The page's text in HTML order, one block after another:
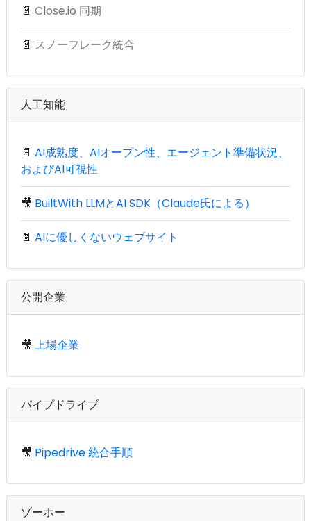
📄 Close.io 同期
📄 スノーフレーク統合
人工知能
📄 AI成熟度、AIオープン性、エージェント準備状況、
およびAI可視性
🎥 BuiltWith LLMとAI SDK（Claude氏による）
📄 AIに優しくないウェブサイト
公開企業
🎥 上場企業
パイプドライブ
🎥 Pipedrive 統合手順
ゾーホー